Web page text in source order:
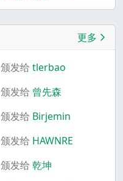
更多
颁发给 tlerbao
颁发给 曾先森
颁发给 Birjemin
颁发给 HAWNRE
颁发给 乾坤